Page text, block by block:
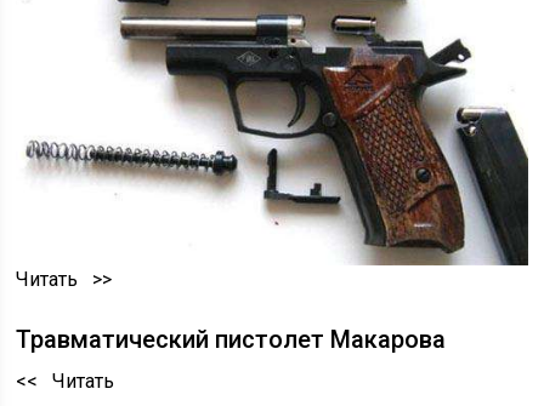
Читать >>
Травматический пистолет Макарова
<< Читать